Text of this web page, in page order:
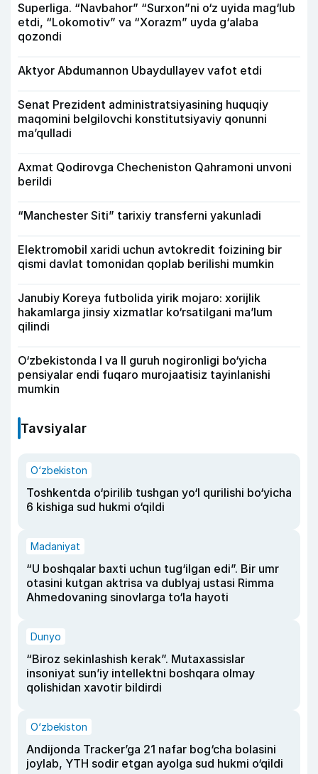
Superliga. “Navbahor” “Surxon”ni o‘z uyida mag‘lub
etdi, “Lokomotiv” va “Xorazm” uyda g‘alaba
qozondi
Aktyor Abdu­mannon Ubaydullayev vafot etdi
Senat Prezident administratsiyasining huquqiy
maqomini belgilovchi konstitutsiyaviy qonunni
ma’qulladi
Axmat Qodirovga Checheniston Qahramoni unvoni
berildi
“Manchester Siti” tarixiy transferni yakunladi
Elektromobil xaridi uchun avtokredit foizining bir
qismi davlat tomonidan qoplab berilishi mumkin
Janubiy Koreya futbolida yirik mojaro: xorijlik
hakamlarga jinsiy xizmatlar ko‘rsatilgani ma’lum
qilindi
O‘zbekistonda I va II guruh nogironligi bo‘yicha
pensiyalar endi fuqaro murojaatisiz tayinlanishi
mumkin
Tavsiyalar
O‘zbekiston
Toshkentda o‘pirilib tushgan yo‘l qurilishi bo‘yicha
6 kishiga sud hukmi o‘qildi
Madaniyat
“U boshqalar baxti uchun tug‘ilgan edi”. Bir umr
otasini kutgan aktrisa va dublyaj ustasi Rimma
Ahmedovaning sinovlarga to‘la hayoti
Dunyo
“Biroz sekinlashish kerak”. Mutaxassislar
insoniyat sun’iy intellektni boshqara olmay
qolishidan xavotir bildirdi
O‘zbekiston
Andijonda Tracker’ga 21 nafar bog‘cha bolasini
joylab, YTH sodir etgan ayolga sud hukmi o‘qildi